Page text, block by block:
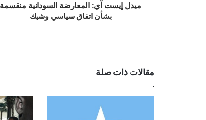
ميدل إيست آي: المعارضة السودانية منقسمة
بشأن اتفاق سياسي وشيك
مقالات ذات صلة